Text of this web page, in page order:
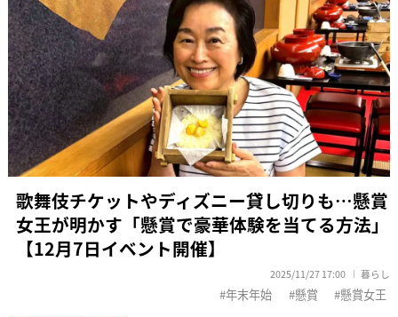
歌舞伎チケットやディズニー貸し切りも…懸賞
女王が明かす「懸賞で豪華体験を当てる方法」
【12月7日イベント開催】
2025/11/27 17:00 暮らし
年末年始 懸賞 懸賞女王